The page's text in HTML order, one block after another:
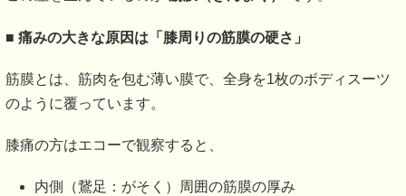
■ 痛みの大きな原因は「膝周りの筋膜の硬さ」
筋膜とは、筋肉を包む薄い膜で、全身を1枚のボディスーツ
のように覆っています。
膝痛の方はエコーで観察すると、
内側（鵞足：がそく）周囲の筋膜の厚み